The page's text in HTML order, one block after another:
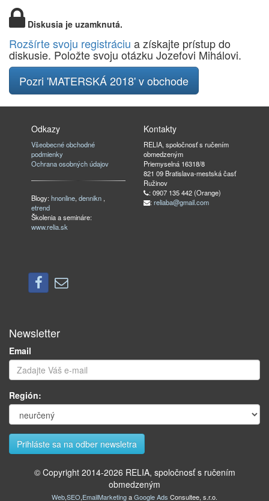
Diskusia je uzamknutá.
Rozšírte svoju registráciu a získajte prístup do
diskusie. Položte svoju otázku Jozefovi Mihálovi.
Pozri 'MATERSKÁ 2018' v obchode
Odkazy
Všeobecné obchodné
podmienky
Ochrana osobných údajov
Blogy:hnonline,dennikn ,
etrend
Školenia a semináre:
www.relia.sk
Kontakty
RELIA, spoločnosť s ručením
obmedzeným
Priemyselná 16318/8
821 09 Bratislava-mestská časť
Ružinov
: 0907 135 442 (Orange)
: reliaba@gmail.com
Newsletter
Email
Región:
© Copyright 2014-2026 RELIA, spoločnosť s ručením
obmedzeným
Web,SEO,EmailMarketingaGoogle Ads Consultee, s.r.o.